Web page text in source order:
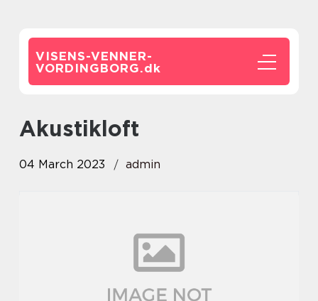
VISENS-VENNER-
VORDINGBORG.dk
akustikloft
04 March 2023 admin